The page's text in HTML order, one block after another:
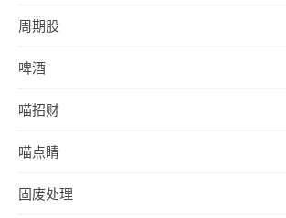
周期股
啤酒
喵招财
喵点睛
固废处理